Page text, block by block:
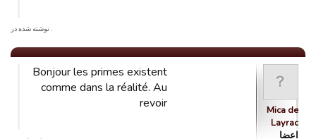
. نوشته شده در
Mica de
Layrac
اعضا
Bonjour les primes existent
comme dans la réalité. Au
revoir